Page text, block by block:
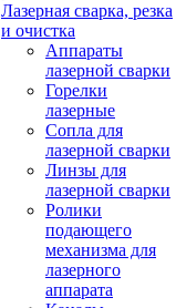
Лазерная сварка, резка
и очистка
Аппараты
лазерной сварки
Горелки
лазерные
Сопла для
лазерной сварки
Линзы для
лазерной сварки
Ролики
подающего
механизма для
лазерного
аппарата